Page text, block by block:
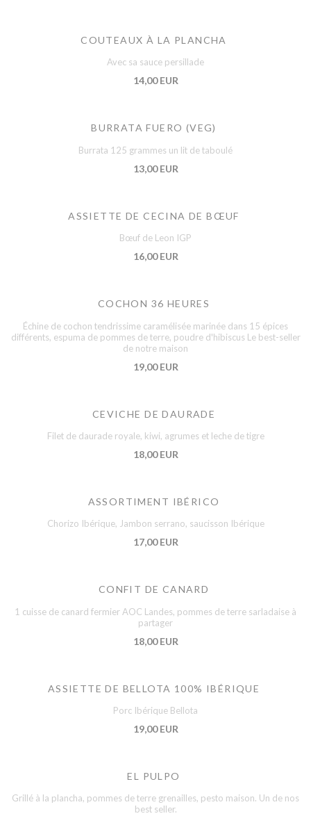
COUTEAUX À LA PLANCHA
Avec sa sauce persillade
14,00 EUR
BURRATA FUERO (VEG)
Burrata 125 grammes un lit de taboulé
13,00 EUR
ASSIETTE DE CECINA DE BŒUF
Bœuf de Leon IGP
16,00 EUR
COCHON 36 HEURES
Échine de cochon tendrissime caramélisée marinée dans 15 épices
différents, espuma de pommes de terre, poudre d'hibiscus Le best-seller
de notre maison
19,00 EUR
CEVICHE DE DAURADE
Filet de daurade royale, kiwi, agrumes et leche de tigre
18,00 EUR
ASSORTIMENT IBÉRICO
Chorizo Ibérique, Jambon serrano, saucisson Ibérique
17,00 EUR
CONFIT DE CANARD
1 cuisse de canard fermier AOC Landes, pommes de terre sarladaise à
partager
18,00 EUR
ASSIETTE DE BELLOTA 100% IBÉRIQUE
Porc Ibérique Bellota
19,00 EUR
EL PULPO
Grillé à la plancha, pommes de terre grenailles, pesto maison. Un de nos
best seller.